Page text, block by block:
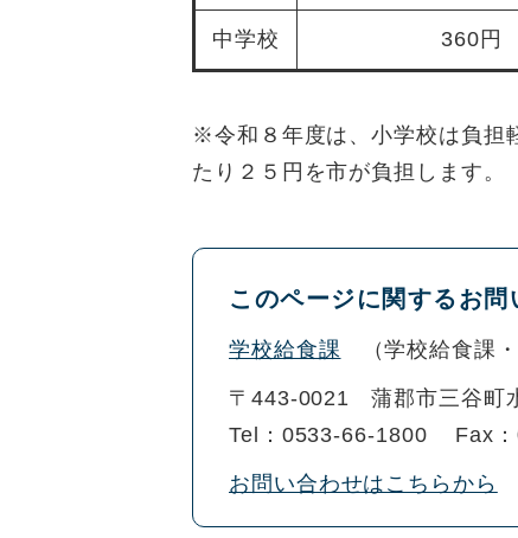
中学校 360円
※令和８年度は、小学校は負担
たり２５円を市が負担します。
このページに関するお問
学校給食課 学校給食課
〒443-0021
蒲郡市三谷町
Tel：0533-66-1800
Fax
お問い合わせはこちらから